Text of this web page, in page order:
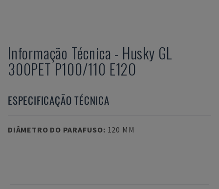
Informação Técnica - Husky GL
300PET P100/110 E12O
ESPECIFICAÇÃO TÉCNICA
DIÂMETRO DO PARAFUSO: 120 MM